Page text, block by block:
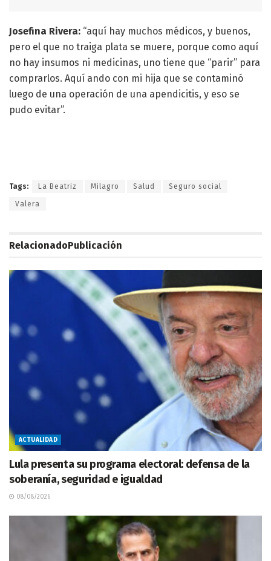
Josefina Rivera: “aquí hay muchos médicos, y buenos,
pero el que no traiga plata se muere, porque como aquí
no hay insumos ni medicinas, uno tiene que “parir” para
comprarlos. Aquí ando con mi hija que se contaminó
luego de una operación de una apendicitis, y eso se
pudo evitar”.
Tags: La Beatriz Milagro Salud Seguro social
Valera
RelacionadoPublicación
ACTUALIDAD
Lula presenta su programa electoral: defensa de la
soberanía, seguridad e igualdad
08/08/2026